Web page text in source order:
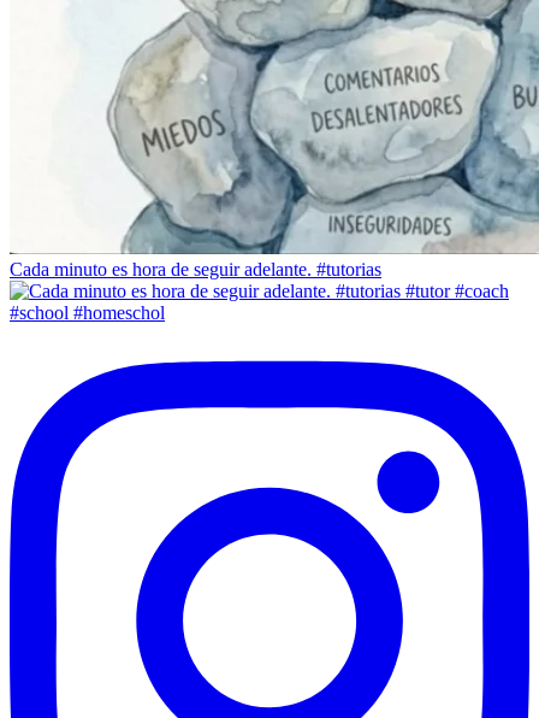
Cada minuto es hora de seguir adelante. #tutorias